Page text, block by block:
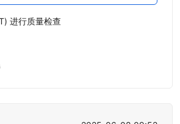
进行质量检查